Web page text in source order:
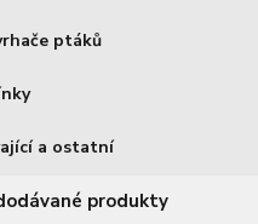
ptáků
a ostatní
produkty